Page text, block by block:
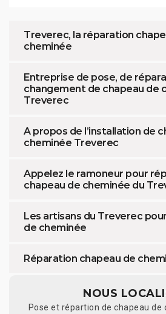
Treverec, la réparation
cheminée
Entreprise de pose, de
changement de chapeau de
Treverec
A propos de l’installation de
cheminée Treverec
Appelez le ramoneur pour
chapeau de cheminée du
Les artisans du Treverec
de cheminée
Réparation chapeau de
NOUS
Pose et répartion de chapeau de